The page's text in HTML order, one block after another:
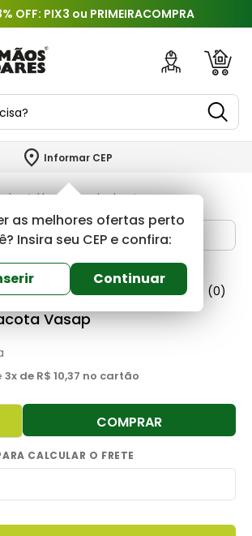
OFF: PIX3 ou PRIMEIRACOMPRA
Informar CEP
as melhores ofertas perto
Insira seu CEP e confira:
Continuar
Lar
Vasos de plantas
Vasap (0)
Vasap
3x de R$ 10,37 no cartão
COMPRAR